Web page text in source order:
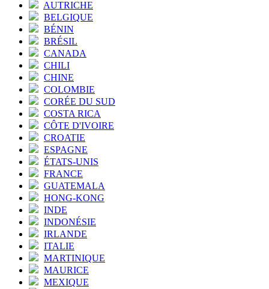
AUTRICHE
BELGIQUE
BÉNIN
BRÉSIL
CANADA
CHILI
CHINE
COLOMBIE
CORÉE DU SUD
COSTA RICA
CÔTE D'IVOIRE
CROATIE
ESPAGNE
ÉTATS-UNIS
FRANCE
GUATEMALA
HONG-KONG
INDE
INDONÉSIE
IRLANDE
ITALIE
MARTINIQUE
MAURICE
MEXIQUE